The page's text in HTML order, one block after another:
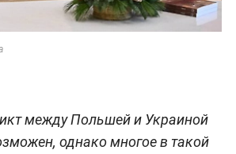
между Польшей и Украиной
однако многое в такой